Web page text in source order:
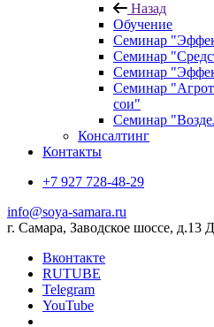
Назад
Обучение
Семинар
Семинар
Семинар
Семинар
сои"
Семинар
Консалтинг
Контакты
+7 927 728-48-29
info@soya-samara.ru
г. Самара, Заводское шоссе, д.13
Вконтакте
RUTUBE
Telegram
YouTube